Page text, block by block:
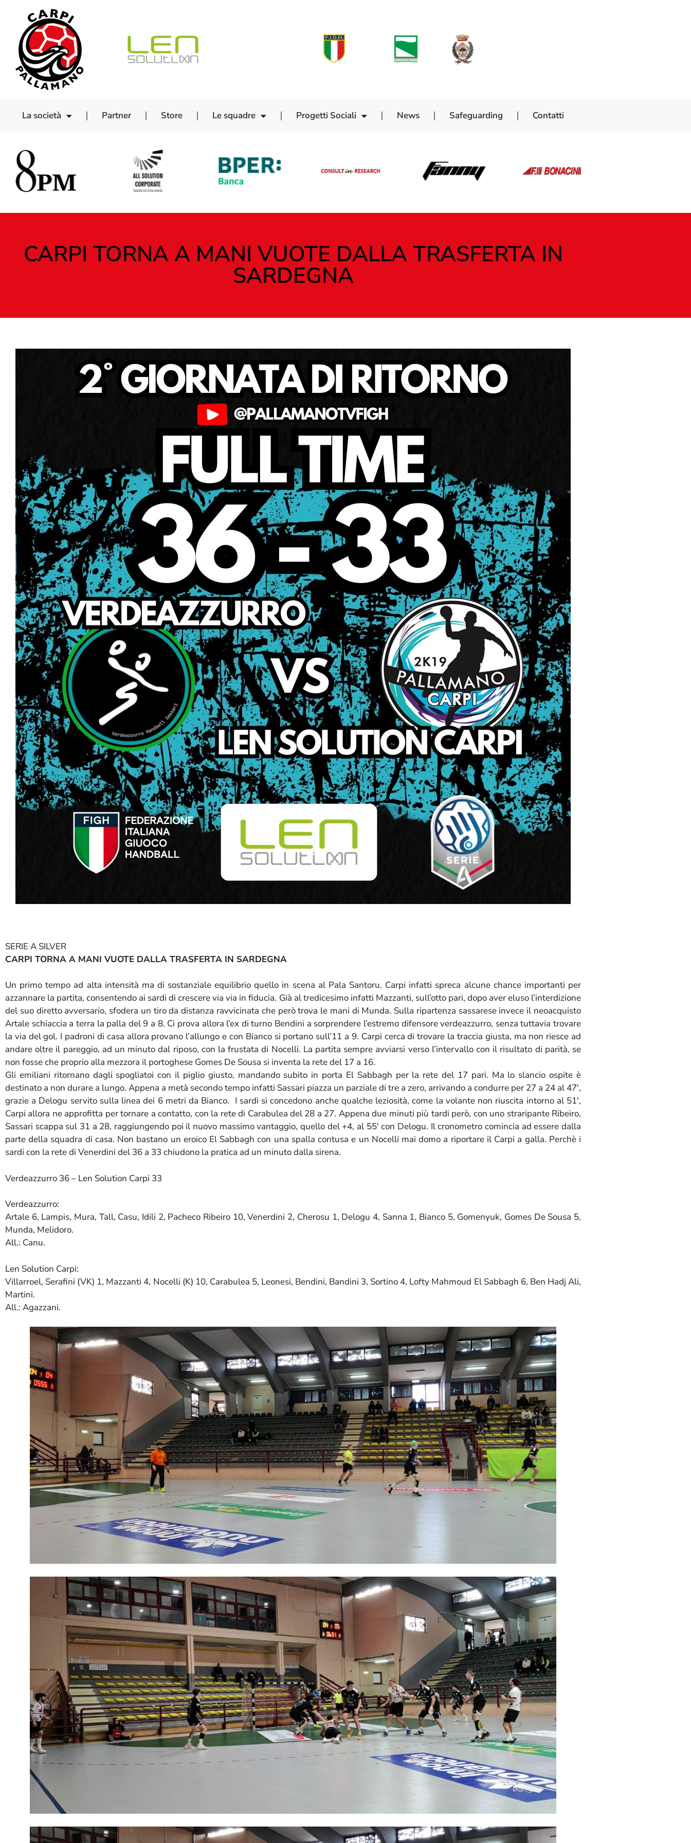
La società Partner Store Le squadre Progetti Sociali News Safeguarding Contatti
CARPI TORNA A MANI VUOTE DALLA TRASFERTA IN
SARDEGNA
SERIE A SILVER
CARPI TORNA A MANI VUOTE DALLA TRASFERTA IN SARDEGNA
Un primo tempo ad alta intensità ma di sostanziale equilibrio quello in scena al Pala Santoru. Carpi infatti spreca alcune chance importanti per
azzannare la partita, consentendo ai sardi di crescere via via in fiducia. Già al tredicesimo infatti Mazzanti, sull’otto pari, dopo aver eluso l’interdizione
del suo diretto avversario, sfodera un tiro da distanza ravvicinata che però trova le mani di Munda. Sulla ripartenza sassarese invece il neoacquisto
Artale schiaccia a terra la palla del 9 a 8. Ci prova allora l’ex di turno Bendini a sorprendere l’estremo difensore verdeazzurro, senza tuttavia trovare
la via del gol. I padroni di casa allora provano l’allungo e con Bianco si portano sull’11 a 9. Carpi cerca di trovare la traccia giusta, ma non riesce ad
andare oltre il pareggio, ad un minuto dal riposo, con la frustata di Nocelli. La partita sempre avviarsi verso l’intervallo con il risultato di parità, se
non fosse che proprio alla mezzora il portoghese Gomes De Sousa si inventa la rete del 17 a 16.
Gli emiliani ritornano dagli spogliatoi con il piglio giusto, mandando subito in porta El Sabbagh per la rete del 17 pari. Ma lo slancio ospite è
destinato a non durare a lungo. Appena a metà secondo tempo infatti Sassari piazza un parziale di tre a zero, arrivando a condurre per 27 a 24 al 47′,
grazie a Delogu servito sulla linea dei 6 metri da Bianco. I sardi si concedono anche qualche leziosità, come la volante non riuscita intorno al 51′,
Carpi allora ne approfitta per tornare a contatto, con la rete di Carabulea del 28 a 27. Appena due minuti più tardi però, con uno straripante Ribeiro,
Sassari scappa sul 31 a 28, raggiungendo poi il nuovo massimo vantaggio, quello del +4, al 55′ con Delogu. Il cronometro comincia ad essere dalla
parte della squadra di casa. Non bastano un eroico El Sabbagh con una spalla contusa e un Nocelli mai domo a riportare il Carpi a galla. Perchè i
sardi con la rete di Venerdini del 36 a 33 chiudono la pratica ad un minuto dalla sirena.
Verdeazzurro 36 – Len Solution Carpi 33
Verdeazzurro:
Artale 6, Lampis, Mura, Tall, Casu, Idili 2, Pacheco Ribeiro 10, Venerdini 2, Cherosu 1, Delogu 4, Sanna 1, Bianco 5, Gomenyuk, Gomes De Sousa 5,
Munda, Melidoro.
All.: Canu.
Len Solution Carpi:
Villarroel, Serafini (VK) 1, Mazzanti 4, Nocelli (K) 10, Carabulea 5, Leonesi, Bendini, Bandini 3, Sortino 4, Lofty Mahmoud El Sabbagh 6, Ben Hadj Ali,
Martini.
All.: Agazzani.